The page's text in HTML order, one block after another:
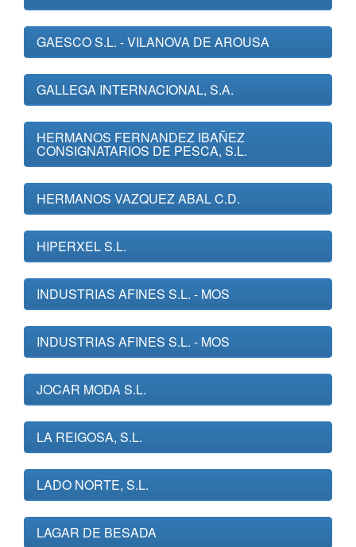
GAESCO S.L. - VILANOVA DE AROUSA
GALLEGA INTERNACIONAL, S.A.
HERMANOS FERNANDEZ IBAÑEZ
CONSIGNATARIOS DE PESCA, S.L.
HERMANOS VAZQUEZ ABAL C.D.
HIPERXEL S.L.
INDUSTRIAS AFINES S.L. - MOS
INDUSTRIAS AFINES S.L. - MOS
JOCAR MODA S.L.
LA REIGOSA, S.L.
LADO NORTE, S.L.
LAGAR DE BESADA